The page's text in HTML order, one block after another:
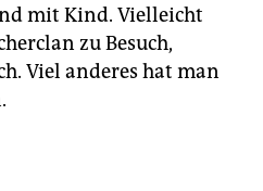
mit Kind. Vielleicht
zu Besuch,
Viel anderes hat man